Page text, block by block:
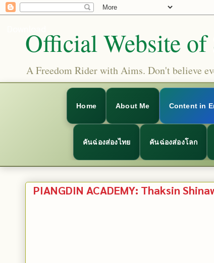
Official Website of
A Freedom Rider with Aims. Don't believe
Home About Me Content in
คันฉ่องส่องไทย คันฉ่องส่องโลก
PIANGDIN ACADEMY: Thaksin